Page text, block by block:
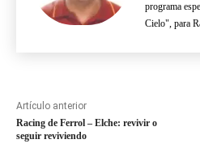
programa
Cielo", para
Artículo anterior
Racing de Ferrol – Elche: revivir o
seguir reviviendo